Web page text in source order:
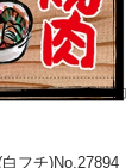
フチ)No.27894